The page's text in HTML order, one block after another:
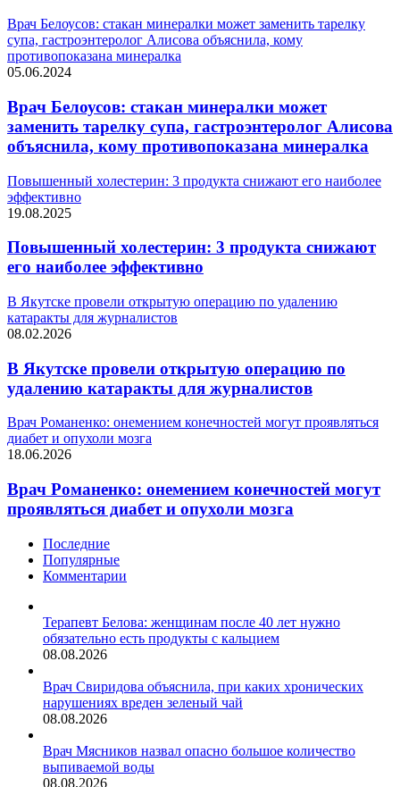
Врач Белоусов: cтакан минералки может заменить тарелку
супа, гастроэнтеролог Алисова объяснила, кому
противопоказана минералка
05.06.2024
Врач Белоусов: cтакан минералки может
заменить тарелку супа, гастроэнтеролог Алисова
объяснила, кому противопоказана минералка
Повышенный холестерин: 3 продукта снижают его наиболее
эффективно
19.08.2025
Повышенный холестерин: 3 продукта снижают
его наиболее эффективно
В Якутске провели открытую операцию по удалению
катаракты для журналистов
08.02.2026
В Якутске провели открытую операцию по
удалению катаракты для журналистов
Врач Романенко: онемением конечностей могут проявляться
диабет и опухоли мозга
18.06.2026
Врач Романенко: онемением конечностей могут
проявляться диабет и опухоли мозга
Последние
Популярные
Комментарии
Терапевт Белова: женщинам после 40 лет нужно
обязательно есть продукты с кальцием
08.08.2026
Врач Свиридова объяснила, при каких хронических
нарушениях вреден зеленый чай
08.08.2026
Врач Мясников назвал опасно большое количество
выпиваемой воды
08.08.2026